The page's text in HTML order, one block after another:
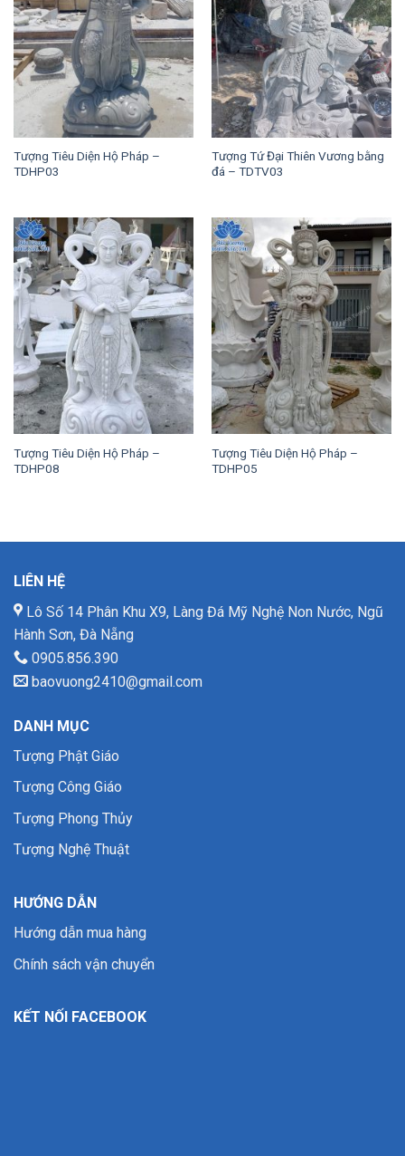
Tượng Tiêu Diện Hộ Pháp –
TDHP03
Tượng Tứ Đại Thiên Vương bằng
đá – TDTV03
Tượng Tiêu Diện Hộ Pháp –
TDHP08
Tượng Tiêu Diện Hộ Pháp –
TDHP05
LIÊN HỆ
Lô Số 14 Phân Khu X9, Làng Đá Mỹ Nghệ Non Nước, Ngũ
Hành Sơn, Đà Nẵng
0905.856.390
baovuong2410@gmail.com
DANH MỤC
Tượng Phật Giáo
Tượng Công Giáo
Tượng Phong Thủy
Tượng Nghệ Thuật
HƯỚNG DẪN
Hướng dẫn mua hàng
Chính sách vận chuyển
KẾT NỐI FACEBOOK